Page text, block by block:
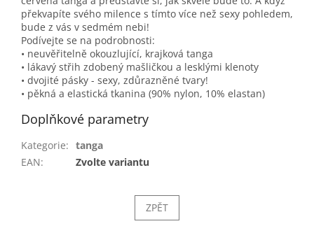
překvapíte svého milence s tímto více než sexy pohledem,
bude z vás v sedmém nebi!
Podívejte se na podrobnosti:
• neuvěřitelně okouzlující, krajková tanga
• lákavý střih zdobený mašličkou a lesklými klenoty
• dvojité pásky - sexy, zdůrazněné tvary!
• pěkná a elastická tkanina (90% nylon, 10% elastan)
Doplňkové parametry
Kategorie: tanga
EAN: Zvolte variantu
ZPĚT